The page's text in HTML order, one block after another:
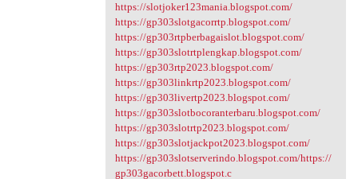
https://slotjoker123mania.blogspot.com/
https://gp303slotgacorrtp.blogspot.com/
https://gp303rtpberbagaislot.blogspot.com/
https://gp303slotrtplengkap.blogspot.com/
https://gp303rtp2023.blogspot.com/
https://gp303linkrtp2023.blogspot.com/
https://gp303livertp2023.blogspot.com/
https://gp303slotbocoranterbaru.blogspot.com/
https://gp303slotrtp2023.blogspot.com/
https://gp303slotjackpot2023.blogspot.com/
https://gp303slotserverindo.blogspot.com/https://
gp303gacorbett.blogspot.c